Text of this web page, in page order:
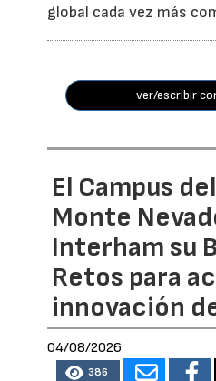
global cada vez más
ver/escribir
El Campus
Monte
Interham su
Retos para
innovación
04/08/2026
386